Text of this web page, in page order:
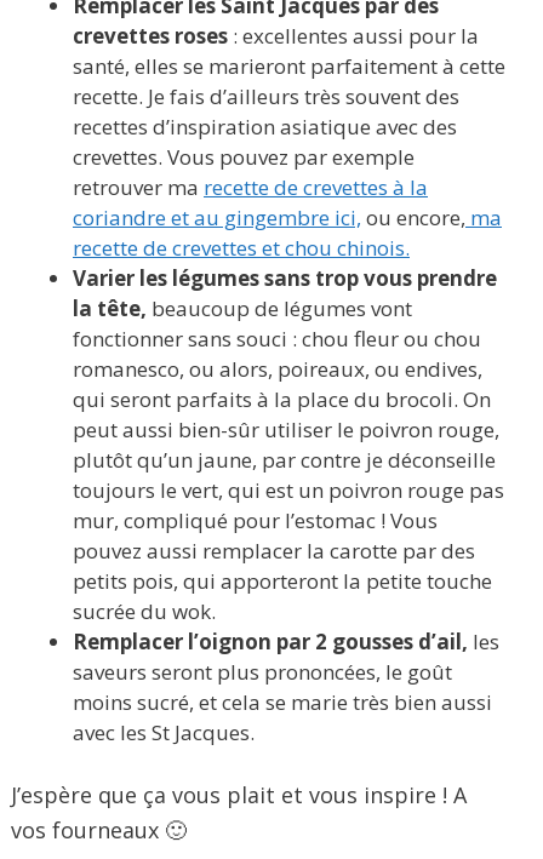
crevettes roses : excellentes aussi pour la
santé, elles se marieront parfaitement à cette
recette. Je fais d’ailleurs très souvent des
recettes d’inspiration asiatique avec des
crevettes. Vous pouvez par exemple
retrouver ma recette de crevettes à la
coriandre et au gingembre ici, ou encore, ma
recette de crevettes et chou chinois.
Varier les légumes sans trop vous prendre
la tête, beaucoup de légumes vont
fonctionner sans souci : chou fleur ou chou
romanesco, ou alors, poireaux, ou endives,
qui seront parfaits à la place du brocoli. On
peut aussi bien-sûr utiliser le poivron rouge,
plutôt qu’un jaune, par contre je déconseille
toujours le vert, qui est un poivron rouge pas
mur, compliqué pour l’estomac ! Vous
pouvez aussi remplacer la carotte par des
petits pois, qui apporteront la petite touche
sucrée du wok.
Remplacer l’oignon par 2 gousses d’ail, les
saveurs seront plus prononcées, le goût
moins sucré, et cela se marie très bien aussi
avec les St Jacques.
J’espère que ça vous plait et vous inspire ! A
vos fourneaux 🙂